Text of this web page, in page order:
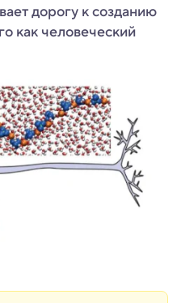
дорогу к созданию
как человеческий